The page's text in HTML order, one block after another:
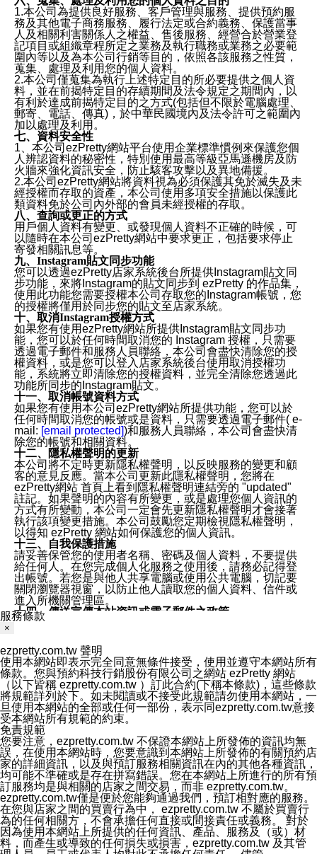
1.本公司為提供良好服務、客戶管理與服務、提供預約服
務及其他電子商務服務、履行法定或合約義務、保護當事
人及相關利害關係人之權益、售後服務、經營合於營業登
記項目或組織章程所定之業務及執行職務或業務之必要範
圍內等以及為本公司行銷等目的，依照各該服務之性質，
蒐集、處理及利用您的個人資料。
2.本公司僅蒐集為執行上述特定目的所必要提供之個人資
料，並在前揭特定目的存續期間及法令規定之期間內，以
有利於達成前揭特定目的之方式(包括但不限於電腦處理、
郵寄、電話、傳真)，於中華民國境內及法令許可之範圍內
加以處理及利用。
七、資料安全性
1、本公司ezPretty網站平台使用企業標準慣例來保護您個
人辨認資料的秘密性，特別使用最高等級亞馬遜機房及防
火牆來強化資訊安全，防止駭客攻擊以及異地備援。
2.本公司ezPretty網站將資料視為必須保護其免於滅失及未
經授權而存取的資產，本公司使用多項安全措施以保護此
類資料免於公司內外部的會員未經授權的存取。
八、查詢或更正的方式
用戶個人資料有變更、或發現個人資料不正確的時候，可
以隨時在本公司ezPretty網站中要求更正，包括要求停止
寄發相關訊息等。
九、Instagram貼文同步功能
您可以透過ezPretty店家系統後台所提供Instagram貼文同
步功能，來將Instagram的貼文同步到 ezPretty 的作品集，
使用此功能您需要授權本公司存取您的Instagram帳號，您
的授權將僅用於同步您的貼文至店家系統。
十、取消Instagram授權方式
如果您有使用ezPretty網站所提供Instagram貼文同步功
能，您可以於任何時間取消您的 Instagram 授權，只需要
透過電子郵件和服務人員聯絡，本公司會盡快清除您的授
權資料，或是您可以登入店家系統後台使用取消授權功
能，系統將立即清除您的授權資料，並完全清除您透過此
功能所同步的Instagram貼文。
十一、取消帳號資料方式
如果您有使用本公司ezPretty網站所提供功能，您可以於
任何時間取消您的帳號或是資料，只需要透過電子郵件( e-
mail: [email protected])和服務人員聯絡，本公司會盡快清
除您的帳號和相關資料。
十二、隱私權聲明的更新
本公司將不定時更新隱私權聲明，以反映服務的變更和顧
客的意見反應。當本公司更新此隱私權聲明，您將在
ezPretty網站 首頁上看到隱私權聲明連結旁的 "updated"
註記。如果聲明的內容有所變更，或是處理您個人資訊的
方式有所變動，本公司一定會先更新隱私權聲明才會接著
執行該項變更措施。本公司鼓勵您定期檢視隱私權聲明，
以得知 ezPretty 網站如何保護您的個人資訊。
十三、自我保護措施
請妥善保管您的使用者名稱、密碼及個人資料，不要提供
給任何人。在您完成個人化服務之使用後，請務必記得登
出帳號。若您是與他人共享電腦或使用公共電腦，切記要
關閉瀏覽器視窗，以防止他人讀取您的個人資料、信件或
進入所機關管理區。
十四、傳送宣傳本站資訊或電子郵件之政策
您同意本公司網站，透過您所提供的郵件地址與您取得聯
考。您能依照該資料或電子郵件所指示之方法、說明或功
能連結，隨時停止接收這些資料或電子郵件。
十五、訊息通知
本公司/本服務將以通知型訊息傳送重要訊息給您。即使未
加入本公司/本服務好友，您仍可接收到通知型訊息。
本公司/本服務傳送之通知型訊息以對您有效且重要的訊息
為限，以廣告或其他目的的訊息皆不會被傳送。滿足以下
三個條件者，將可收到通知型訊息。
1.LINE 帳號設定的電話號碼與本公司/本服務所傳來的電
話號碼比對相符。
2.該 LINE 帳號已在 LINE APP 設定中，同意接收通知型
訊息。
3.LINE 帳號未封鎖傳送訊息之 LINE 官方帳號。
欲變更通知型訊息的設定，操作如下：
1.點選「主頁」＞「設定」
2.點選「隱私設定」
3.點選「提供使用資料」
4.點選「LINE通知型訊息」
5.開關「接收LINE通知型訊息」
服務條款
×
ezpretty.com.tw 聲明
使用本網站即表示完全同意無條件接受，使用並遵守本網站所有
條款。您與預約科技行銷股份有限公司之網站 ezPretty 網站
（以下皆稱 ezpretty.com.tw ）訂此合約(下稱本條款)，這些條款
將規範詳列於下。如未閱讀或不接受此規範請勿使用本網站，一
旦使用本網站的全部或任何一部份，表示同ezpretty.com.tw意接
受本網站所有規範的約束。
免責規範
您要注意，ezpretty.com.tw 不保證本網站上所發佈的資訊均無
誤，在使用本網站時，您要意識到本網站上所發佈的有關預約店
家的詳細資訊，以及與預訂服務相關資訊在內的其他各種資訊，
均可能不準確或是存在拼寫錯誤。您在本網站上所進行的所有預
訂服務均是與相關的店家之間交易，而非 ezpretty.com.tw。
ezpretty.com.tw僅是便於您能夠通過我們，預訂相對應的服務。
在您與店家之間的買賣行為中， ezpretty.com.tw 不屬於買賣行
為的任何相關方，不會承擔任何直接或間接責任或義務。 對於
因為使用本網站上所提供的任何資訊、產品、服務及（或）材
料，而產生或導致的任何損失或損害，ezpretty.com.tw 及其管